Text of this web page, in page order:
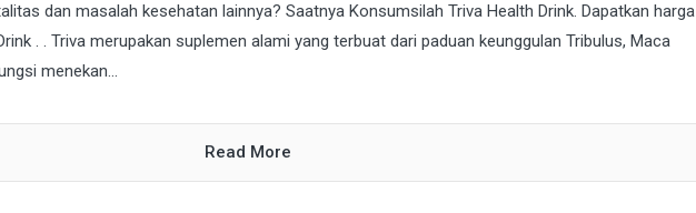
dan masalah kesehatan lainnya? Saatnya Konsumsilah Triva Health Drink. Dapatkan harga
. . Triva merupakan suplemen alami yang terbuat dari paduan keunggulan Tribulus, Maca
menekan...
Read More